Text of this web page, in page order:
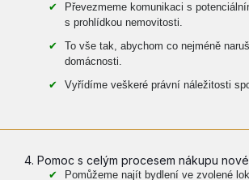
Převezmeme komunikaci s
s prohlídkou nemovitosti.
To vše tak, abychom co nejméně
domácnosti.
Vyřídíme veškeré právní náležitosti
4. Pomoc s celým procesem nákupu
Pomůžeme najít bydlení ve zvolené